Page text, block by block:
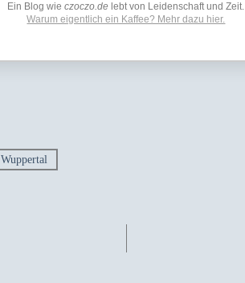
Ein Blog wieczoczo.de lebt von Leidenschaft und Zeit.
Warum eigentlich ein Kaffee? Mehr dazu hier.
Wuppertal